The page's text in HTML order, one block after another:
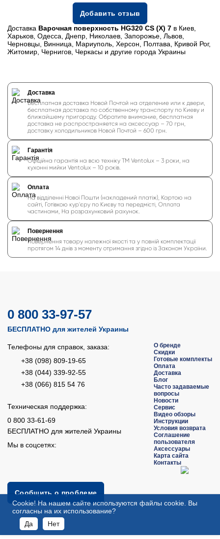
Добавить отзыв
Доставка Варочная поверхность HG320 CS (X) 7 в Киев,
Харьков, Одесса, Днепр, Николаев, Запорожье, Львов,
Черновцы, Винница, Мариуполь, Херсон, Полтава, Кривой Рог,
Житомир, Чернигов, Черкасы и другие города Украины
Доставка
Бесплатная доставка Новой Почтой на отделение или к двери,
бесплатная доставка по собственному транспорту по Киеву и
ближайшему пригороду. Обратите внимание, бесплатная
доставка не распространяется на аксессуар – 70 грн,
доставку холодильников Новой Почтой – 600 грн.
Гарантія
Офіційна гарантія на всю техніку ТМ Ventolux – 3 роки, на
кухонні мийки Ventolux – 10 років.
Оплата
На відділенні Нової Пошти (накладений платіж), Картою на
сайті, Готівкою кур'єру по Києву та передмісті, Оплата
частинами, На розрахунковий рахунок.
Повернення
Повернення товару належної якості та у повній комплектації
протягом 14 днів з моменту отримання згідно із Законом України.
0 800 33-97-57
БЕСПЛАТНО для жителей Украины
Телефоны для справок, заказа:
+38 (098) 809-19-65
+38 (044) 339-92-55
+38 (066) 815 54 76
Техническая поддержка:
0 800 33-61-69
БЕСПЛАТНО для жителей Украины
Мы в соцсетях:
Сообщить о проблеме
О бренде
Скидки
Готовые комплекты
Оплата
Доставка
Блог
Часто задаваемые
вопросы
Новости
Сервис
Видео обзоры
Инструкции
Условия возврата
Соглашение
пользователя
Аксессуары
Карта сайта
Контакты
Сookie! На нашем сайте используются файлы cookie. Вы
согласны на их использование?
Да
Нет